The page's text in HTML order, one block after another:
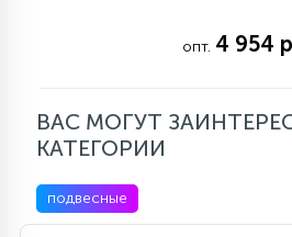
опт. 4 954
ВАС МОГУТ
КАТЕГОРИИ
подвесные